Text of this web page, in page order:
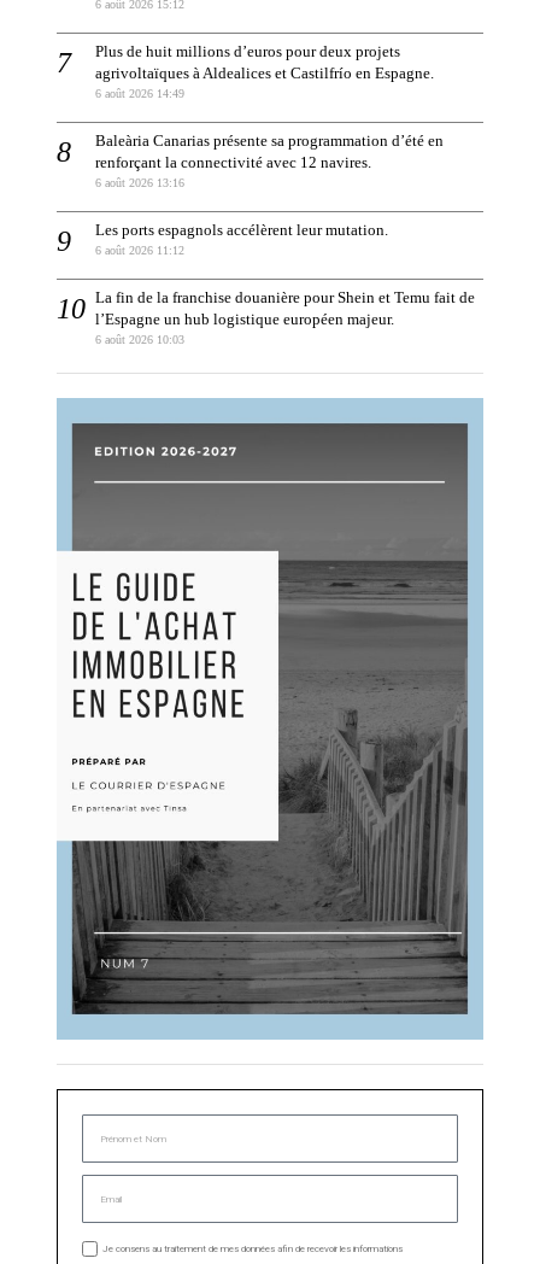
6 août 2026 15:12
Plus de huit millions d’euros pour deux projets
agrivoltaïques à Aldealices et Castilfrío en Espagne.
6 août 2026 14:49
Baleària Canarias présente sa programmation d’été en
renforçant la connectivité avec 12 navires.
6 août 2026 13:16
Les ports espagnols accélèrent leur mutation.
6 août 2026 11:12
La fin de la franchise douanière pour Shein et Temu fait de
l’Espagne un hub logistique européen majeur.
6 août 2026 10:03
Je consens au traitement de mes données afin de recevoir les informations